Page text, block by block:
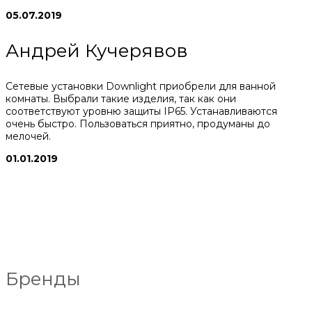
05.07.2019
Андрей Кучерявов
Сетевые установки Downlight приобрели для ванной
комнаты. Выбрали такие изделия, так как они
соответствуют уровню защиты IP65. Устанавливаются
очень быстро. Пользоваться приятно, продуманы до
мелочей.
01.01.2019
Бренды